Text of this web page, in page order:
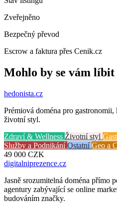
Zveřejněno
Bezpečný převod
Escrow a faktura přes Cenik.cz
Mohlo by se vám líbit
hedonista.cz
Prémiová doména pro
životní styl.
Zdraví & Wellness Životní styl
Služby a PodnikáníOstatníGeo a
49 000 CZK
digitalniprezence.cz
Jasně srozumitelná doména přímo
agentury zabývající se online
budováním značky.